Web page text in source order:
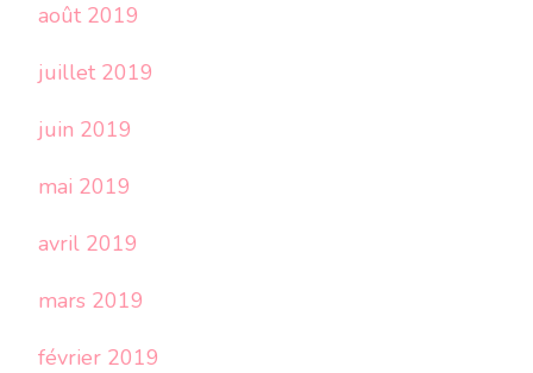
août 2019
juillet 2019
juin 2019
mai 2019
avril 2019
mars 2019
février 2019